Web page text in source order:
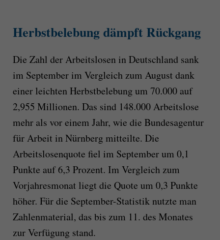
Herbstbelebung dämpft Rückgang
Die Zahl der Arbeitslosen in Deutschland sank
im September im Vergleich zum August dank
einer leichten Herbstbelebung um 70.000 auf
2,955 Millionen. Das sind 148.000 Arbeitslose
mehr als vor einem Jahr, wie die Bundesagentur
für Arbeit in Nürnberg mitteilte. Die
Arbeitslosenquote fiel im September um 0,1
Punkte auf 6,3 Prozent. Im Vergleich zum
Vorjahresmonat liegt die Quote um 0,3 Punkte
höher. Für die September-Statistik nutzte man
Zahlenmaterial, das bis zum 11. des Monates
zur Verfügung stand.